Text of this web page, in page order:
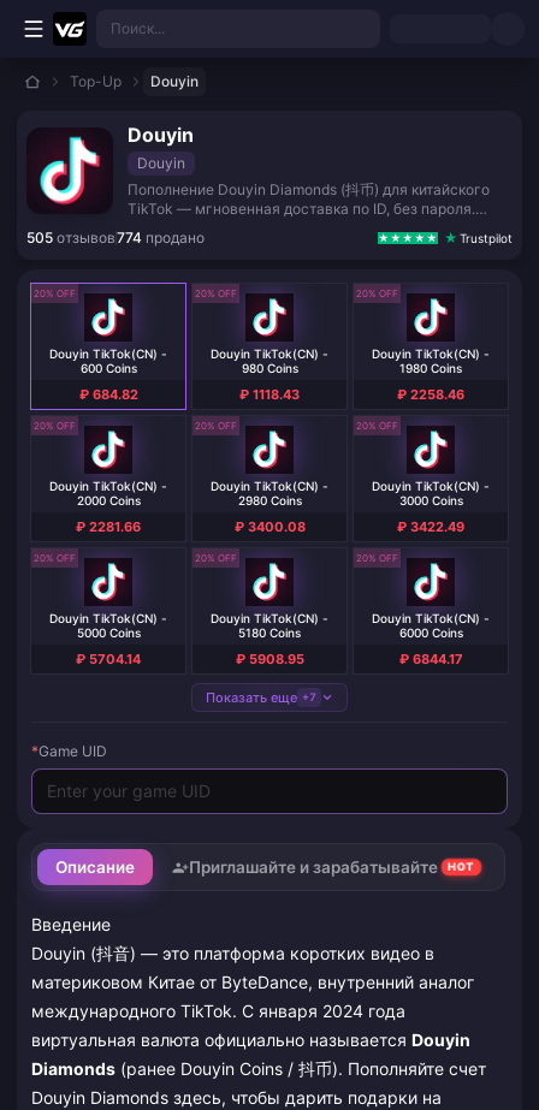
Перейти к основному контенту
Поиск...
Top-Up Douyin
Douyin
Douyin
Пополнение Douyin Diamonds (抖币) для китайского
TikTok — мгновенная доставка по ID, без пароля.
Оплата Visa, Apple Pay, криптовалютой и местными
картами.
505 отзывов774 продано Trustpilot
Описание Приглашайте и зарабатывайте HOT
Введение
Douyin (抖音) — это платформа коротких видео в
материковом Китае от ByteDance, внутренний аналог
международного TikTok. С января 2024 года
виртуальная валюта официально называется Douyin
Diamonds (ранее Douyin Coins / 抖币). Пополняйте счет
Douyin Diamonds здесь, чтобы дарить подарки на
20% OFF
Douyin TikTok(CN) -
600 Coins
₽ 684.82
20% OFF
Douyin TikTok(CN) -
980 Coins
₽ 1118.43
20% OFF
Douyin TikTok(CN) -
1980 Coins
₽ 2258.46
20% OFF
Douyin TikTok(CN) -
2000 Coins
₽ 2281.66
20% OFF
Douyin TikTok(CN) -
2980 Coins
₽ 3400.08
20% OFF
Douyin TikTok(CN) -
3000 Coins
₽ 3422.49
20% OFF
Douyin TikTok(CN) -
5000 Coins
₽ 5704.14
20% OFF
Douyin TikTok(CN) -
5180 Coins
₽ 5908.95
20% OFF
Douyin TikTok(CN) -
6000 Coins
₽ 6844.17
Показать еще +7
*Game UID